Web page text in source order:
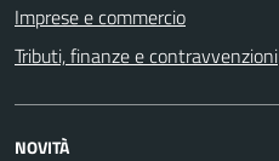
Imprese e commercio
Tributi, finanze e contravvenzioni
NOVITÀ